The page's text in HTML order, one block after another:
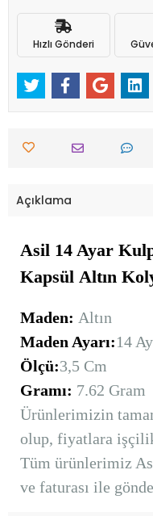
Hızlı Gönderi
Açıklama
Asil 14 Ayar
Kapsül Altın
Maden: Altın
Maden Ayarı:14
Ölçü:3,5 Cm
Gramı: 7.62 Gram
Ürünlerimizin
olup, fiyatlara
Tüm ürünlerimiz
ve faturası ile